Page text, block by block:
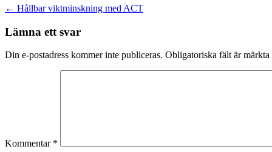
Inläggsnavigering
← Hållbar viktminskning med ACT
Lämna ett svar
Din e-postadress kommer inte publiceras. Obligatoriska fält är märkta
Kommentar *